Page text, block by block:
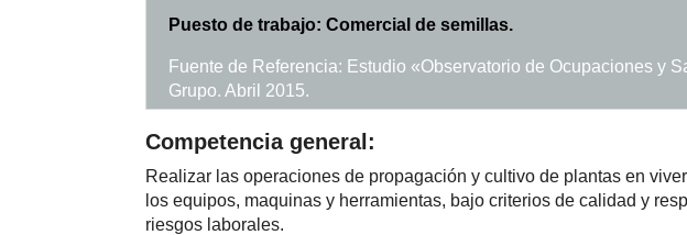
Puesto de trabajo: Comercial de semillas.
Fuente de Referencia: Estudio «Observatorio de Ocupaciones y
Grupo. Abril 2015.
Competencia general:
Realizar las operaciones de propagación y cultivo de plantas en
los equipos, maquinas y herramientas, bajo criterios de calidad y
riesgos laborales.